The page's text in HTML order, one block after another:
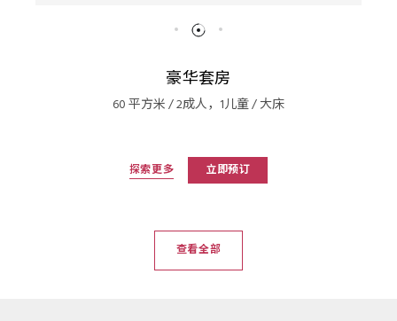
豪华套房
60 平方米 / 2成人，1儿童 / 大床
探索更多 立即预订
查看全部